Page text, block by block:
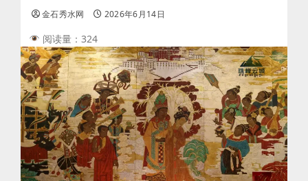
金石秀水网 2026年6月14日
阅读量：324